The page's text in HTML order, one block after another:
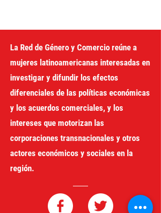
La Red de Género y Comercio reúne a
mujeres latinoamericanas interesadas en
investigar y difundir los efectos
diferenciales de las políticas económicas
y los acuerdos comerciales, y los
intereses que motorizan las
corporaciones transnacionales y otros
actores económicos y sociales en la
región.